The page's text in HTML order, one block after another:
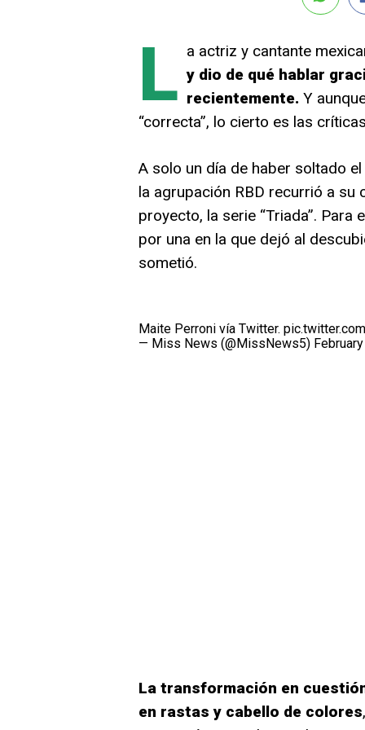
L a actriz y cantante
y dio de qué hablar
recientemente. Y
“correcta”, lo cierto es las
A solo un día de haber soltado
la agrupación RBD recurrió a
proyecto, la serie “Triada”.
por una en la que dejó al
sometió.
Maite Perroni vía Twitter.
— Miss News (@MissNews5)
La transformación en
en rastas y cabello de colores